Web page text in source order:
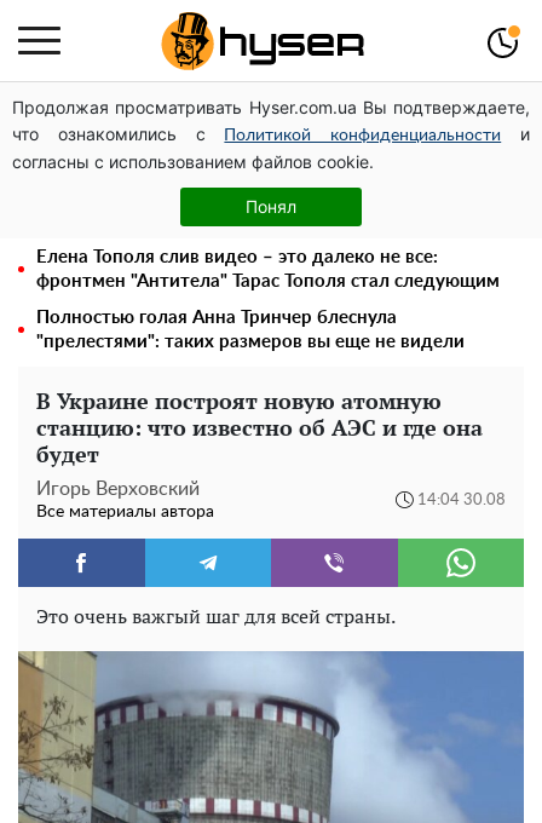
Продолжая просматривать Hyser.com.ua Вы подтверждаете,
что ознакомились с
Политикой конфиденциальности
и
согласны с использованием файлов cookie.
Понял
Может ли Почтовая площадь стать главной точкой
входа в исторический Киев
Дроны с наценкой: Александр Конотопский вывел
миллионы оборонного бюджета через фиктивную
фирму в Эстонии
Елена Тополя слив видео – это далеко не все:
фронтмен "Антитела" Тарас Тополя стал следующим
Полностью голая Анна Тринчер блеснула
"прелестями": таких размеров вы еще не видели
В Украине построят новую атомную
станцию: что известно об АЭС и где она
будет
Игорь Верховский
Все материалы автора
14:04 30.08
Это очень важгый шаг для всей страны.